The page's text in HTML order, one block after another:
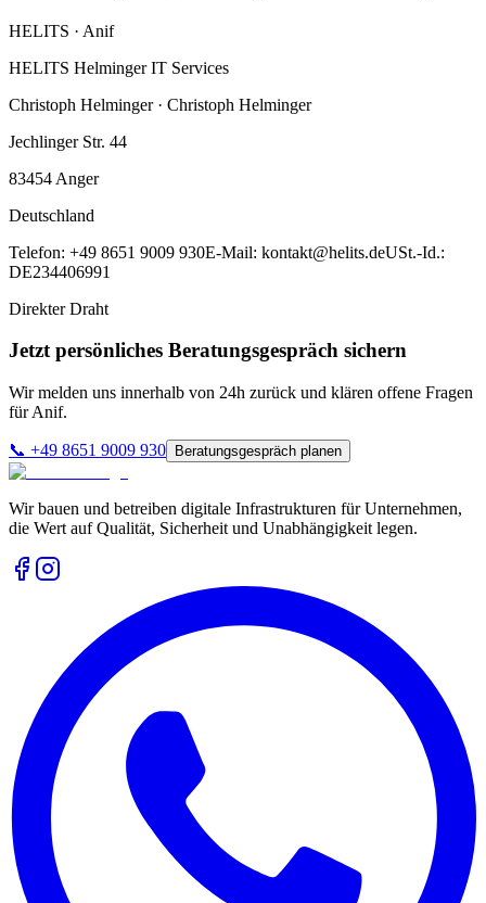
HELITS · Anif
HELITS Helminger IT Services
Christoph Helminger · Christoph Helminger
Jechlinger Str. 44
83454 Anger
Deutschland
Telefon: +49 8651 9009 930E-Mail: kontakt@helits.deUSt.-Id.:
DE234406991
Direkter Draht
Jetzt persönliches Beratungsgespräch sichern
Wir melden uns innerhalb von 24h zurück und klären offene Fragen
fürAnif.
📞 +49 8651 9009 930 Beratungsgespräch planen
Wir bauen und betreiben digitale Infrastrukturen für Unternehmen,
die Wert auf Qualität, Sicherheit und Unabhängigkeit legen.